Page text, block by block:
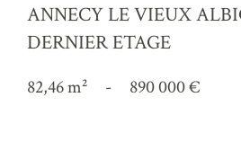
ANNECY LE VIEUX
DERNIER ETAGE
82,46 m² - 890 000 €